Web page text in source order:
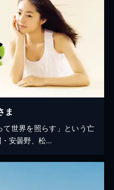
ま
て世界を照らす」という亡
安曇野、松...